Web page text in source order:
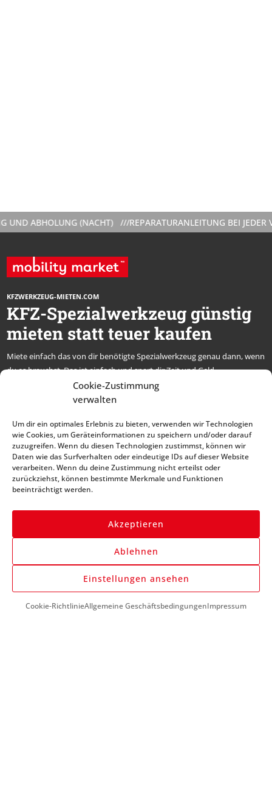
Cookie-Zustimmung
verwalten
Um dir ein optimales Erlebnis zu bieten, verwenden wir Technologien
wie Cookies, um Geräteinformationen zu speichern und/oder darauf
zuzugreifen. Wenn du diesen Technologien zustimmst, können wir
Daten wie das Surfverhalten oder eindeutige IDs auf dieser Website
verarbeiten. Wenn du deine Zustimmung nicht erteilst oder
zurückziehst, können bestimmte Merkmale und Funktionen
beeinträchtigt werden.
Akzeptieren
Ablehnen
Einstellungen ansehen
Cookie-RichtlinieAllgemeine GeschäftsbedingungenImpressum
ABHOLUNG (NACHT) ///REPARATURANLEITUNG BEI JEDER
KFZWERKZEUG-MIETEN.COM
KFZ-Spezialwerkzeug günstig
mieten statt teuer kaufen
Miete einfach das von dir benötigte Spezialwerkzeug genau dann, wenn
du es brauchst. Das ist einfach und spart dir Zeit und Geld.
* alle Preise netto, zzgl. MwSt.
Newsletter und bleibe
immer auf dem Laufenden